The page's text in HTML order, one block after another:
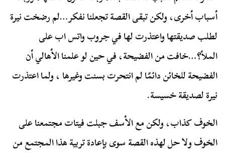
أسباب أخرى، ولكن تبقى القصة تجعلنا نفكر…لم رضخت نيرة
لطلب صديقتها واعتذرت لها في جروب واتس اب على
الملأ؟…خافت من الفضيحة، في حين لو علمنا الأهالي أن
الفضيحة للخائن دائمًا لم انتحرت بسنت وغيرها ، ولما اعتذرت
نيرة لصديقة خسيسة.
الخوف كذاب، ولكن مع الأسف جبلت فيتات مجتمعنا على
الخوف ولا حل لهذه القصة سوى بإعادة تربية هذا المجتمع من